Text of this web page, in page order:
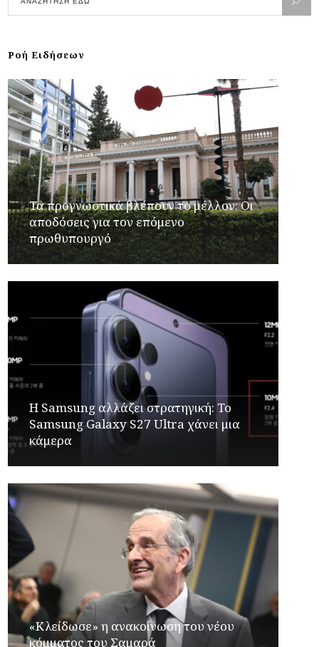
Ροή Ειδήσεων
Τα προγνωστικά βλέπουν το μέλλον: Οι
αποδόσεις για τον επόμενο
πρωθυπουργό
Η Samsung αλλάζει στρατηγική: Το
Samsung Galaxy S27 Ultra χάνει μια
κάμερα
«Κλείδωσε» η ανακοίνωση του νέου
κόμματος του Σαμαρά